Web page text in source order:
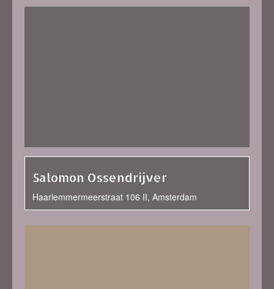
Salomon Ossendrijver
Haarlemmermeerstraat 106 II, Amsterdam